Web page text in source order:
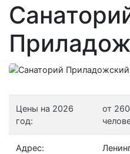
Цены на 2026
год:
от
Адрес: